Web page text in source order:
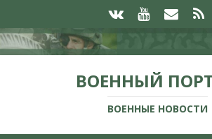
ВОЕННЫЙ
ВОЕННЫЕ НОВОСТИ